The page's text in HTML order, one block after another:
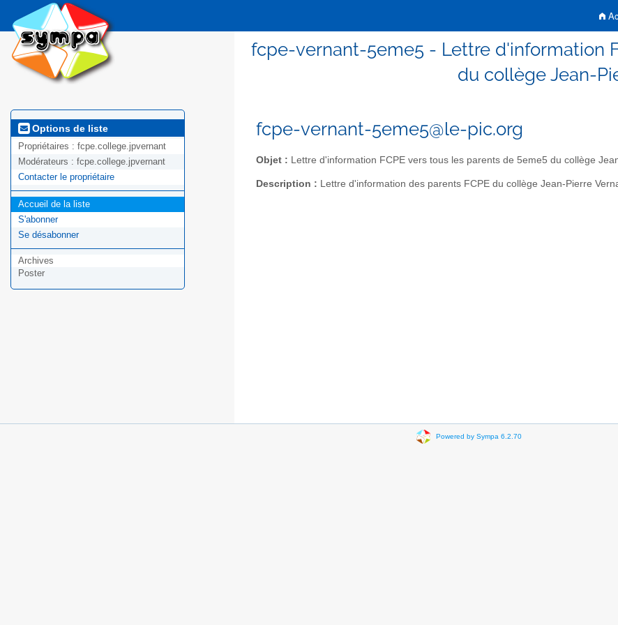
fcpe-vernant-5eme5 - Lettre d'information
du collège Jean-
Options de liste
Propriétaires : fcpe.college.jpvernant
Modérateurs : fcpe.college.jpvernant
Contacter le propriétaire
Accueil de la liste
S'abonner
Se désabonner
Archives
Poster
fcpe-vernant-5eme5@le-pic.org
Objet : Lettre d'information FCPE vers tous les parents de 5eme5 du collège
Description : Lettre d'information des parents FCPE du collège Jean-Pierre
Powered by Sympa 6.2.70